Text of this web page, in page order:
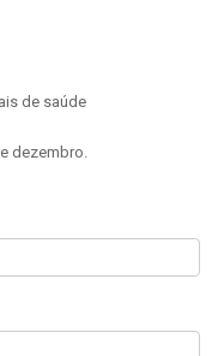
de saúde
dezembro.